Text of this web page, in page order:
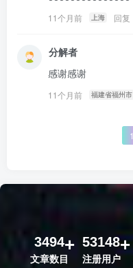
11个月前 上海 回复
分解者
感谢感谢
11个月前 福建省福州市
1
3494
文章数目
53148
注册用户